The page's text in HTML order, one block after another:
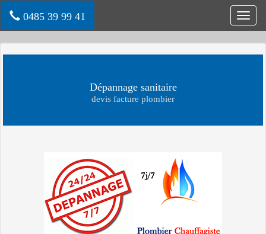
0485 39 99 41
Dépannage sanitaire
devis facture plombier